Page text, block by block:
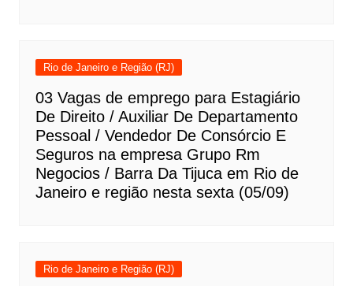
Rio de Janeiro e Região (RJ)
03 Vagas de emprego para Estagiário
De Direito / Auxiliar De Departamento
Pessoal / Vendedor De Consórcio E
Seguros na empresa Grupo Rm
Negocios / Barra Da Tijuca em Rio de
Janeiro e região nesta sexta (05/09)
Rio de Janeiro e Região (RJ)